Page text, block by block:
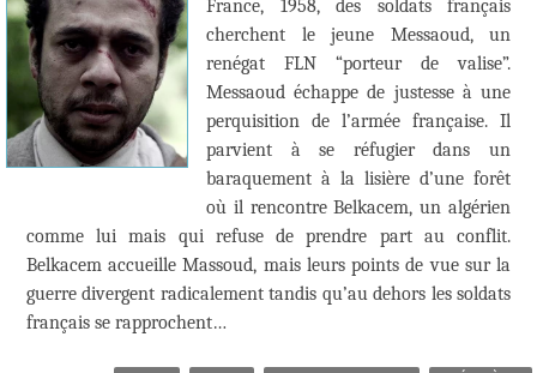
France, 1958, des soldats français
cherchent le jeune Messaoud, un
renégat FLN “porteur de valise”.
Messaoud échappe de justesse à une
perquisition de l’armée française. Il
parvient à se réfugier dans un
baraquement à la lisière d’une forêt
où il rencontre Belkacem, un algérien
comme lui mais qui refuse de prendre part au conflit.
Belkacem accueille Massoud, mais leurs points de vue sur la
guerre divergent radicalement tandis qu’au dehors les soldats
français se rapprochent…